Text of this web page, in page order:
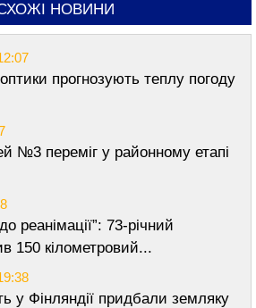
НОВИНИ
прогнозують теплу погоду
№3 переміг у районному етапі
реанімації”: 73-річний
150 кілометровий...
у Фінляндії придбали земляку